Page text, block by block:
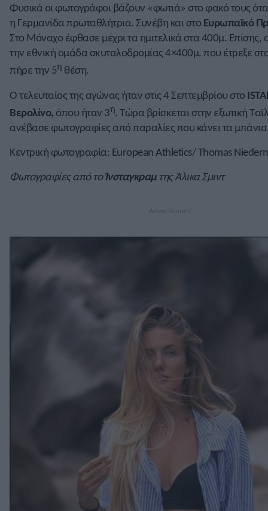
Φυσικά οι φωτογράφοι βάζουν «φωτιά» στο φακό τους
η Γερμανίδα πρωταθλήτρια. Συνέβη και στο Ευρωπαϊκό
Στο Μόναχο έφθασε μέχρι τα ημιτελικά στα 400μ. Επίσης,
την εθνική ομάδα σκυταλοδρομίας 4×400μ. που έτρεξε
πήρε την 5η θέση.
Ο τελευταίος της αγώνας ήταν στις 4 Σεπτεμβρίου στο
Βερολίνο, όπου ήταν 3η. Τώρα βρίσκεται στην εξωτική
ανέβασε φωτογραφίες από παραλίες που κάνει τα μπάνια
Κεντρική φωτογραφία: European Athletics/ Thomas
Φωτογραφίες από τοΊνσταγκραμ της Άλικα Σμιντ